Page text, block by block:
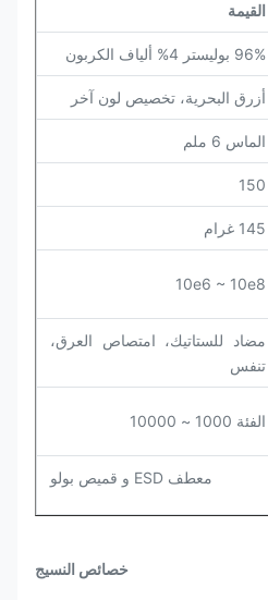
القيمة
96% بوليستر 4% ألياف الكربون
أزرق البحرية، تخصيص لون آخر
الماس 6 ملم
150
145 غرام
10e6 ~ 10e8
مضاد للستاتيك، امتصاص العرق،
تنفس
الفئة 1000 ~ 10000
معطف ESD و قميص بولو
خصائص النسيج